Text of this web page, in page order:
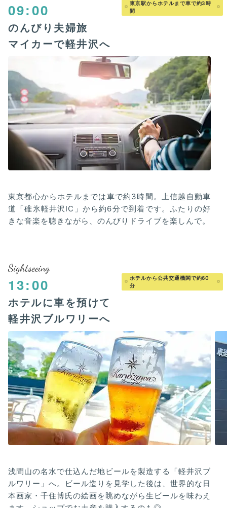
09:00
東京駅からホテルまで車で約3時
間
のんびり夫婦旅
マイカーで軽井沢へ
東京都心からホテルまでは車で約3時間。上信越自動車
道「碓氷軽井沢IC」から約6分で到着です。ふたりの好
きな音楽を聴きながら、のんびりドライブを楽しんで。
Sightseeing
13:00
ホテルから公共交通機関で約60
分
ホテルに車を預けて
軽井沢ブルワリーへ
浅間山の名水で仕込んだ地ビールを製造する「軽井沢ブ
ルワリー」へ。ビール造りを見学した後は、世界的な日
本画家・千住博氏の絵画を眺めながら生ビールを味わえ